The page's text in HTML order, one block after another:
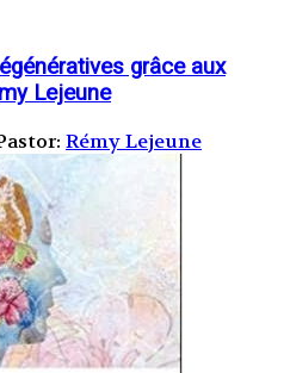
grâce aux
Lejeune
Rémy Lejeune